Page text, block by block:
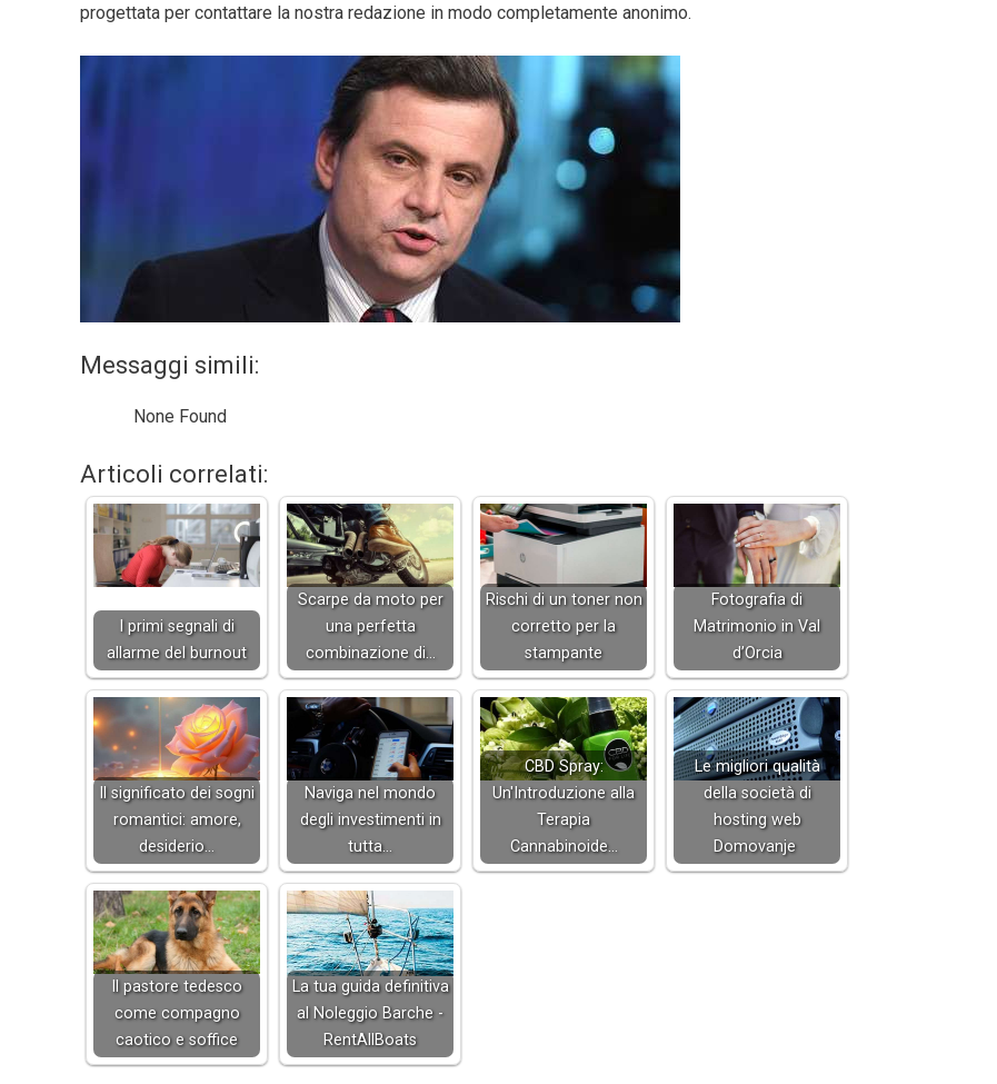
progettata per contattare la nostra redazione in modo completamente anonimo.
Messaggi simili:
None Found
Articoli correlati:
I primi segnali di
allarme del burnout
Scarpe da moto per
una perfetta
combinazione di…
Rischi di un toner non
corretto per la
stampante
Fotografia di
Matrimonio in Val
d’Orcia
Il significato dei sogni
romantici: amore,
desiderio…
Naviga nel mondo
degli investimenti in
tutta…
CBD Spray:
Un'Introduzione alla
Terapia
Cannabinoide…
Le migliori qualità
della società di
hosting web
Domovanje
Il pastore tedesco
come compagno
caotico e soffice
La tua guida definitiva
al Noleggio Barche -
RentAllBoats